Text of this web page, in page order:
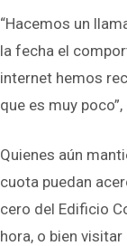
“Hacemos un
la fecha el
internet hemos
que es muy
Quienes aún
cuota puedan
cero del Edificio
hora, o bien visitar